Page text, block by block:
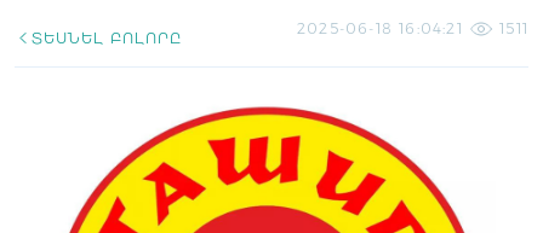
ՏԵՍՆԵԼ ԲՈԼՈՐԸ
2025-06-18 16:04:21 1511